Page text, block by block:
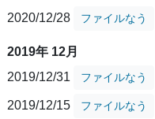
2020/12/28
ファイルなう
2019年 12月
2019/12/31
ファイルなう
2019/12/15 ファイルなう